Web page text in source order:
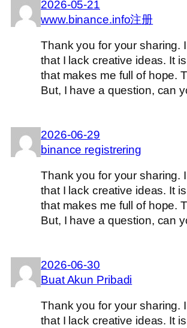
2026-05-21
www.binance.info注册
Thank you for your sharing.
that I lack creative ideas. It
that makes me full of hope.
But, I have a question, can
2026-06-29
binance registrering
Thank you for your sharing.
that I lack creative ideas. It
that makes me full of hope.
But, I have a question, can
2026-06-30
Buat Akun Pribadi
Thank you for your sharing.
that I lack creative ideas. It